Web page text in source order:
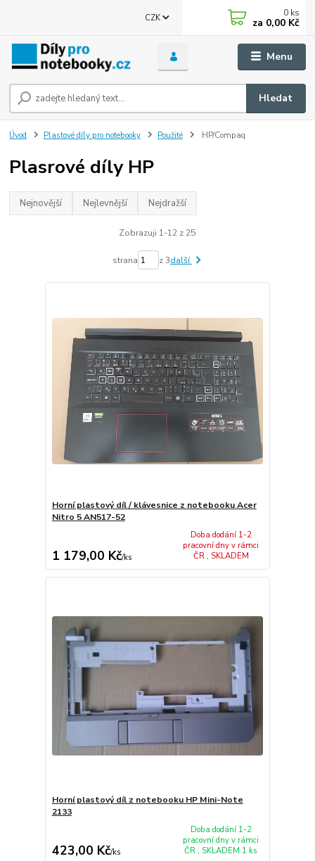
Menu
CZK
Hledat
0 ks
za 0,00 Kč
Úvod Plastové díly pro notebooky Použité HP/Compaq
Plasrové díly HP
Nejnovější Nejlevnější Nejdražší
Zobrazuji 1-12 z 25
strana z 3další
Horní plastový díl / klávesnice z notebooku Acer
Nitro 5 AN517-52
1 179,00 Kč/ks
Doba dodání 1-2
pracovní dny v rámci
ČR , SKLADEM
Horní plastový díl z notebooku HP Mini-Note
2133
423,00 Kč/ks
Doba dodání 1-2
pracovní dny v rámci
ČR , SKLADEM 1 ks